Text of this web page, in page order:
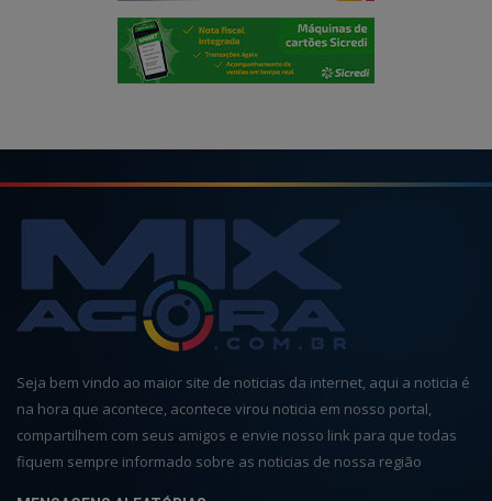
Seja bem vindo ao maior site de noticias da internet, aqui a noticia é
na hora que acontece, acontece virou noticia em nosso portal,
compartilhem com seus amigos e envie nosso link para que todas
fiquem sempre informado sobre as noticias de nossa região